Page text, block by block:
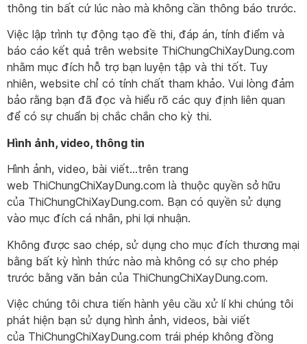
thông tin bất cứ lúc nào mà không cần thông báo trước.
Việc lập trình tự động tạo đề thi, đáp án, tính điểm và
báo cáo kết quả trên website ThiChungChiXayDung.com
nhằm mục đích hỗ trợ bạn luyện tập và thi tốt. Tuy
nhiên, website chỉ có tính chất tham khảo. Vui lòng đảm
bảo rằng bạn đã đọc và hiểu rõ các quy định liên quan
để có sự chuẩn bị chắc chắn cho kỳ thi.
Hình ảnh, video, thông tin
Hình ảnh, video, bài viết…trên trang
web ThiChungChiXayDung.com là thuộc quyền sở hữu
của ThiChungChiXayDung.com. Bạn có quyền sử dụng
vào mục đích cá nhân, phi lợi nhuận.
Không được sao chép, sử dụng cho mục đích thương mại
bằng bất kỳ hình thức nào mà không có sự cho phép
trước bằng văn bản của ThiChungChiXayDung.com.
Việc chúng tôi chưa tiến hành yêu cầu xử lí khi chúng tôi
phát hiện bạn sử dụng hình ảnh, videos, bài viết
của ThiChungChiXayDung.com trái phép không đồng